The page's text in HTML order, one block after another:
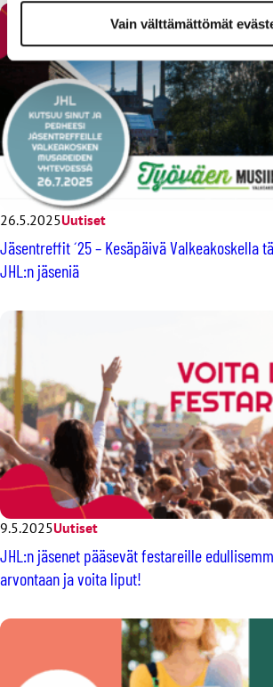
Vain välttämättömät
26.5.2025Uutiset
Jäsentreffit ´25 – Kesäpäivä Valkeakoskella
JHL:n jäseniä
9.5.2025Uutiset
JHL:n jäsenet pääsevät festareille
arvontaan ja voita liput!